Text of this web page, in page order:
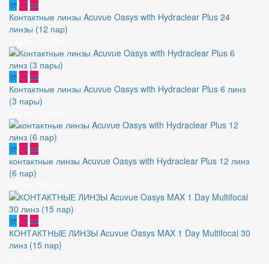
Контактные линзы Acuvue Oasys with Hydraclear Plus 24
линзы (12 пар)
Контактные линзы Acuvue Oasys with Hydraclear Plus 6 линз
(3 пары)
контактные линзы Acuvue Oasys with Hydraclear Plus 12 линз
(6 пар)
КОНТАКТНЫЕ ЛИНЗЫ Acuvue Oasys MAX 1 Day Multifocal 30
линз (15 пар)